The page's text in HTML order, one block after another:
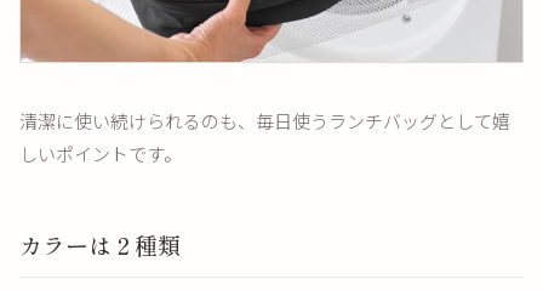
清潔に使い続けられるのも、毎日使うランチバッグとして嬉
しいポイントです。
カラーは２種類